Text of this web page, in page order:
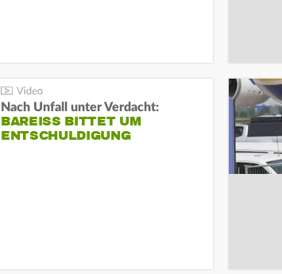
Nach Unfall unter Verdacht:
BAREISS BITTET UM E
NTSCHULDIGUNG